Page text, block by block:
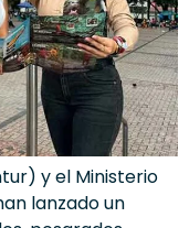
y el Ministerio
lanzado un